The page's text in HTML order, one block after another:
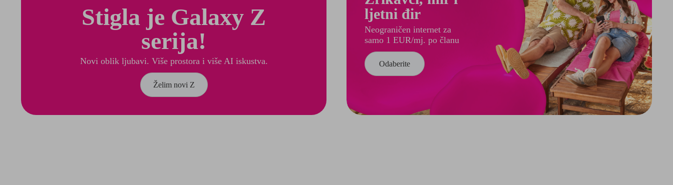
Stigla je Galaxy Z
serija!
Novi oblik ljubavi. Više prostora i više AI iskustva.
Želim novi Z
ljetni đir
Neograničen internet za
samo 1 EUR/mj. po članu
Odaberite